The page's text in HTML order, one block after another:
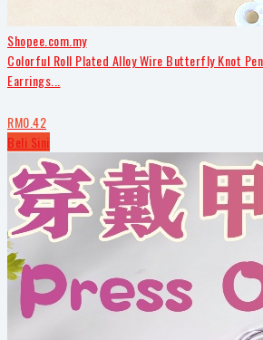
Shopee.com.my
Colorful Roll Plated Alloy Wire Butterfly Knot
Earrings...
RM0.42
Beli Sini